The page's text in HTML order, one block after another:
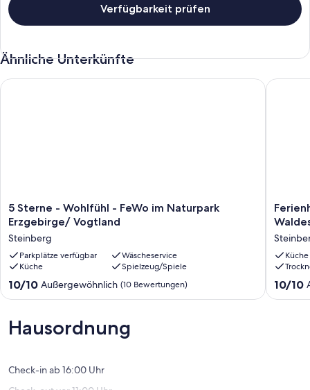
Auf unserem Hof befindet sich im Nebengelass eine weitere, 2024
Wir freuen uns, Sie als Gäste begrüßen zu dürfen!
Verfügbarkeit prüfen
Ähnliche Unterkünfte
5
Sterne
Wohlfühl
-
FeWo
im
Naturpark
Vogtland
Steinberg
5 Sterne - Wohlfühl - FeWo im Naturpark
Erzgebirge/ Vogtland
Steinberg
Parkplätze verfügbar
Wäscheservice
Küche
Spielzeug/Spiele
10.0
von
Außergewöhnlich,
(10
10/10 Außergewöhnlich (10 Bewertungen)
5 Sterne - Wohlfühl - FeWo im Naturpark Erzgebirge/
am
modern
Küche
10.0
von
10/10
Hausordnung
Check-in ab 16:00 Uhr